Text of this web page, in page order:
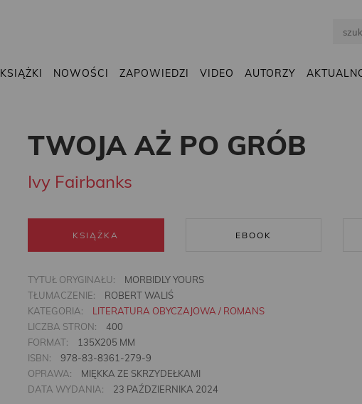
KSIĄŻKI NOWOŚCI ZAPOWIEDZI VIDEO AUTORZY
TWOJA AŻ PO GRÓB
Ivy Fairbanks
KSIĄŻKA EBOOK
TYTUŁ ORYGINAŁU:
MORBIDLY YOURS
TŁUMACZENIE:
ROBERT WALIŚ
KATEGORIA:
LITERATURA OBYCZAJOWA / ROMANS
LICZBA STRON:
400
FORMAT:
135X205 MM
ISBN:
978-83-8361-279-9
OPRAWA:
MIĘKKA ZE SKRZYDEŁKAMI
DATA WYDANIA:
23 PAŹDZIERNIKA 2024